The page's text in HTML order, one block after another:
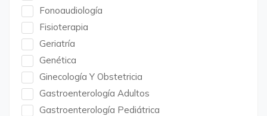
Fonoaudiología
Fisioterapia
Geriatría
Genética
Ginecología Y Obstetricia
Gastroenterología Adultos
Gastroenterología Pediátrica